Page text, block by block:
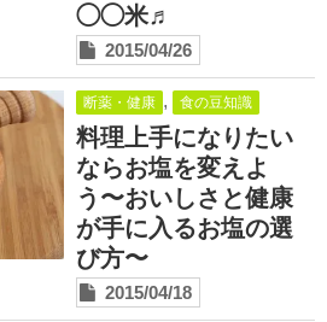
◯◯米♬
2015/04/26
断薬・健康 , 食の豆知識
料理上手になりたい
ならお塩を変えよ
う〜おいしさと健康
が手に入るお塩の選
び方〜
2015/04/18